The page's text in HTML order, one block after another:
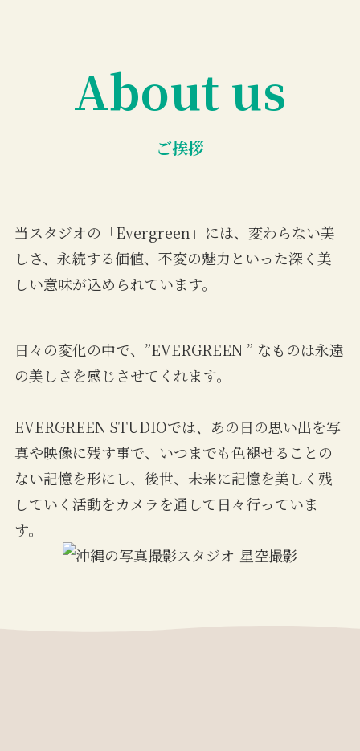
About us
ご挨拶
当スタジオの「Evergreen」には、変わらない美
しさ、永続する価値、不変の魅力といった深く美
しい意味が込められています。
日々の変化の中で、”EVERGREEN ” なものは永遠
の美しさを感じさせてくれます。
EVERGREEN STUDIOでは、あの日の思い出を写
真や映像に残す事で、いつまでも色褪せることの
ない記憶を形にし、後世、未来に記憶を美しく残
していく活動をカメラを通して日々行っていま
す。